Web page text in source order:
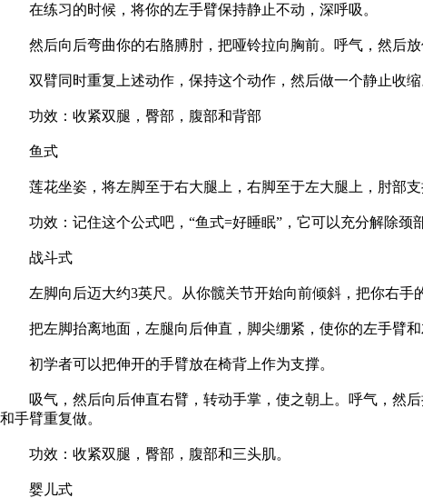
在练习的时候，将你的左手臂保持静止不动，深呼吸。
然后向后弯曲你的右胳膊肘，把哑铃拉向胸前。呼气，然后放
双臂同时重复上述动作，保持这个动作，然后做一个静止收缩
功效：收紧双腿，臀部，腹部和背部
鱼式
莲花坐姿，将左脚至于右大腿上，右脚至于左大腿上，肘部支
功效：记住这个公式吧，“鱼式=好睡眠”，它可以充分解除颈
战斗式
左脚向后迈大约3英尺。从你髋关节开始向前倾斜，把你右手
把左脚抬离地面，左腿向后伸直，脚尖绷紧，使你的左手臂和
初学者可以把伸开的手臂放在椅背上作为支撑。
吸气，然后向后伸直右臂，转动手掌，使之朝上。呼气，然后
和手臂重复做。
功效：收紧双腿，臀部，腹部和三头肌。
婴儿式